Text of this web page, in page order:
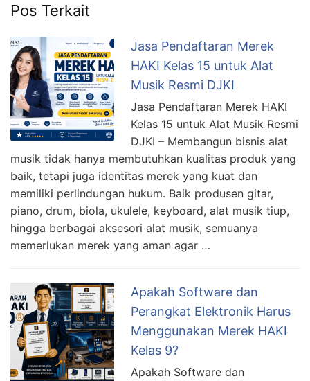
Pos Terkait
Jasa Pendaftaran Merek
HAKI Kelas 15 untuk Alat
Musik Resmi DJKI
Jasa Pendaftaran Merek HAKI
Kelas 15 untuk Alat Musik Resmi
DJKI – Membangun bisnis alat
musik tidak hanya membutuhkan kualitas produk yang
baik, tetapi juga identitas merek yang kuat dan
memiliki perlindungan hukum. Baik produsen gitar,
piano, drum, biola, ukulele, keyboard, alat musik tiup,
hingga berbagai aksesori alat musik, semuanya
memerlukan merek yang aman agar …
Apakah Software dan
Perangkat Elektronik Harus
Menggunakan Merek HAKI
Kelas 9?
Apakah Software dan